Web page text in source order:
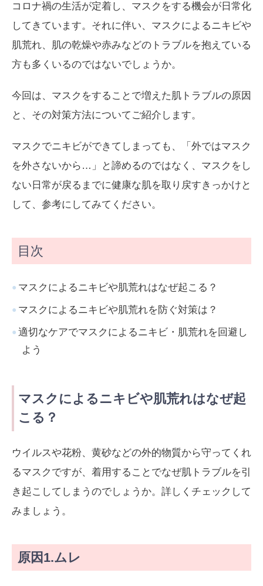
コロナ禍の生活が定着し、マスクをする機会が日常化
してきています。それに伴い、マスクによるニキビや
肌荒れ、肌の乾燥や赤みなどのトラブルを抱えている
方も多くいるのではないでしょうか。
今回は、マスクをすることで増えた肌トラブルの原因
と、その対策方法についてご紹介します。
マスクでニキビができてしまっても、「外ではマスク
を外さないから…」と諦めるのではなく、マスクをし
ない日常が戻るまでに健康な肌を取り戻すきっかけと
して、参考にしてみてください。
目次
マスクによるニキビや肌荒れはなぜ起こる？
マスクによるニキビや肌荒れを防ぐ対策は？
適切なケアでマスクによるニキビ・肌荒れを回避し
よう
マスクによるニキビや肌荒れはなぜ起
こる？
ウイルスや花粉、黄砂などの外的物質から守ってくれ
るマスクですが、着用することでなぜ肌トラブルを引
き起こしてしまうのでしょうか。詳しくチェックして
みましょう。
原因1.ムレ